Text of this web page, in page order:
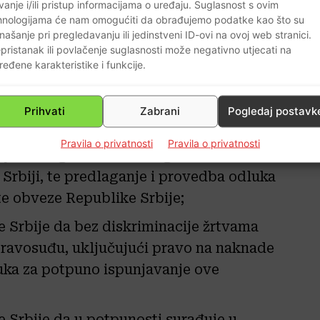
i/ili pristup informacijama o uređaju. Suglasnost s ovim
će nam omogućiti da obrađujemo podatke kao što su
pri pregledavanju ili jedinstveni ID-ovi na ovoj web stranici.
ili povlačenje suglasnosti može negativno utjecati na
karakteristike i funkcije.
Prihvati Zabrani Pogledaj
Pravila o privatnosti Pravila o privatnosti
godišnje. Njene zadaće kao
kojim je Republika
za procesuiranje ratnih zločina
zakonodavnog okvira za
te predlaganje i provedba odluka
obveze Republike Srbije;
Srbije da bez diskriminacije žrtvama
uključujući pravo na naknade
za potpuno ispunjavanje ove